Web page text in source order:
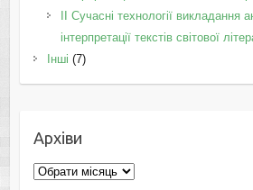
II Cучасні технології викладання
інтерпретації текстів світової
Інші (7)
Архіви
Архіви